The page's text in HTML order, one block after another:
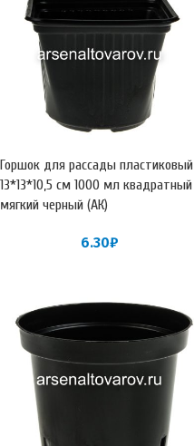
Горшок для рассады пластиковый
13*13*10,5 см 1000 мл квадратный
мягкий черный (АК)
6.30₽